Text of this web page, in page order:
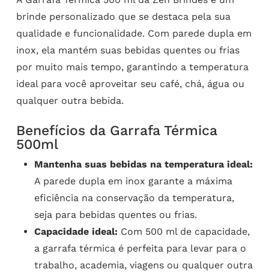
brinde personalizado que se destaca pela sua
qualidade e funcionalidade. Com parede dupla em
inox, ela mantém suas bebidas quentes ou frias
por muito mais tempo, garantindo a temperatura
ideal para você aproveitar seu café, chá, água ou
qualquer outra bebida.
Benefícios da Garrafa Térmica
500ml
Mantenha suas bebidas na temperatura ideal:
A parede dupla em inox garante a máxima
eficiência na conservação da temperatura,
seja para bebidas quentes ou frias.
Capacidade ideal: Com 500 ml de capacidade,
a garrafa térmica é perfeita para levar para o
trabalho, academia, viagens ou qualquer outra